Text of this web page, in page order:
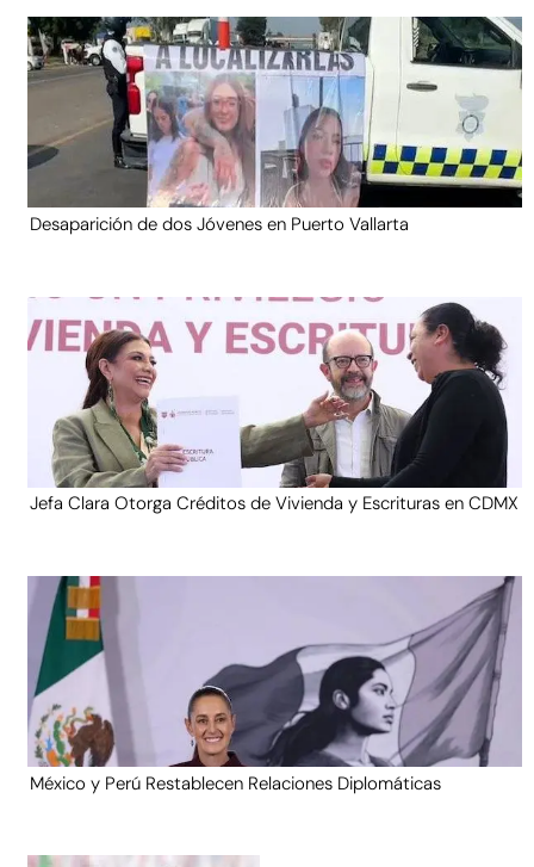
Desaparición de dos Jóvenes en Puerto Vallarta
Jefa Clara Otorga Créditos de Vivienda y Escrituras en CDMX
México y Perú Restablecen Relaciones Diplomáticas